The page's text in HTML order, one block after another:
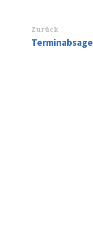
Zurück
Terminabsage